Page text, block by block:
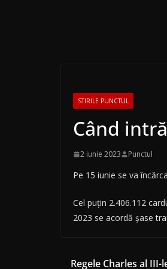
STIRILE PUNCTUL
Când
2 iunie 2023 Punctul
Pe 15 iunie se va
Cel puțin 2.406.112
2023 se acordă șase
Regele Charles al